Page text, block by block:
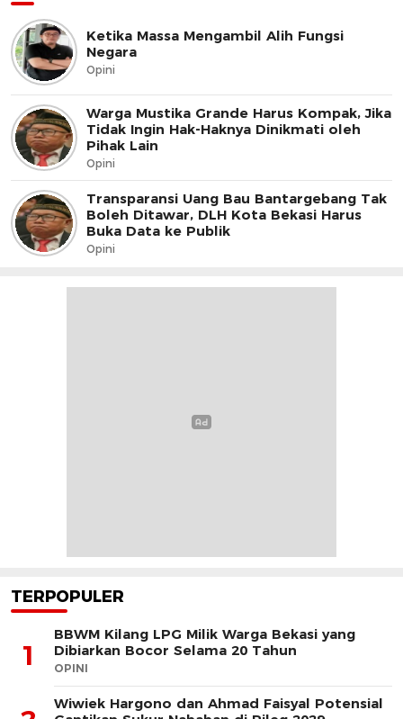
Ketika Massa Mengambil Alih Fungsi
Negara
Opini
Warga Mustika Grande Harus Kompak, Jika
Tidak Ingin Hak-Haknya Dinikmati oleh
Pihak Lain
Opini
Transparansi Uang Bau Bantargebang Tak
Boleh Ditawar, DLH Kota Bekasi Harus
Buka Data ke Publik
Opini
TERPOPULER
1
BBWM Kilang LPG Milik Warga Bekasi yang
Dibiarkan Bocor Selama 20 Tahun
OPINI
Wiwiek Hargono dan Ahmad Faisyal Potensial